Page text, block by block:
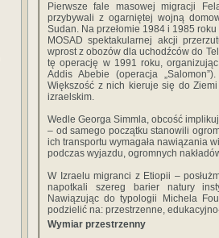
Pierwsze fale masowej migracji
przybywali z ogarniętej wojną
Sudan. Na przełomie 1984 i 1985
MOSAD spektakularnej akcji
wprost z obozów dla uchodźców do
tę operację w 1991 roku,
Addis Abebie (operacja
Większość z nich kieruje się do
izraelskim.
Wedle Georga Simmla, obcość
– od samego początku stanowili
ich transportu wymagała nawiązania
podczas wyjazdu, ogromnych
W Izraelu migranci z Etiopii –
napotkali szereg barier natury
Nawiązując do typologii Michela
podzielić na: przestrzenne,
Wymiar przestrzenny